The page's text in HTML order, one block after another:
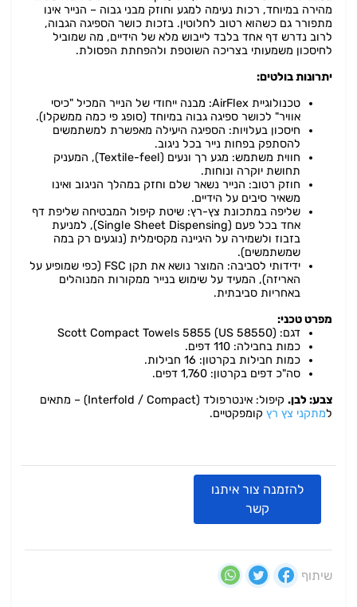
מהירה במיוחד, רכות נעימה למגע וחוזק מבני גבוה – הנייר אינו
מתפורר גם כשהוא רטוב לחלוטין. בזכות כושר הספיגה הגבוה,
לרוב נדרש דף אחד בלבד לייבוש מלא של הידיים, מה שמוביל
לחיסכון משמעותי בצריכה השוטפת ולהפחתת הפסולת.
יתרונות בולטים:
טכנולוגיית AirFlex: מבנה ייחודי של הנייר המכיל "כיסי
אוויר" לכושר ספיגה גבוה במיוחד (סופג פי כמה ממשקלו).
חיסכון בעלויות: הספיגה היעילה מאפשרת למשתמשים
להסתפק בפחות נייר בכל ניגוב.
חווית משתמש: מגע רך ונעים (Textile-feel), המעניק
תחושת יוקרה ונוחות.
חוזק רטוב: הנייר נשאר שלם וחזק במהלך הניגוב ואינו
משאיר סיבים על הידיים.
שליפה במתכונת צץ-רץ: שיטת קיפול המבטיחה שליפת דף
אחד בכל פעם (Single Sheet Dispensing), למניעת
בזבוז ולשמירה על היגיינה מקסימלית (נוגעים רק במה
שמשתמשים).
ידידותי לסביבה: המוצר נושא את תקן FSC (כפי שמופיע על
האריזה), המעיד על שימוש בנייר ממקורות המנוהלים
באחריות סביבתית.
מפרט טכני:
דגם: Scott Compact Towels 5855 (US 58550)
כמות בחבילה: 110 דפים.
כמות חבילות בקרטון: 16 חבילות.
סה"כ דפים בקרטון: 1,760 דפים.
צבע: לבן.
קיפול: אינטרפולד (Interfold / Compact) – מתאים
למתקני צץ רץ קומפקטיים.
להזמנה צור איתנו
קשר
שיתוף